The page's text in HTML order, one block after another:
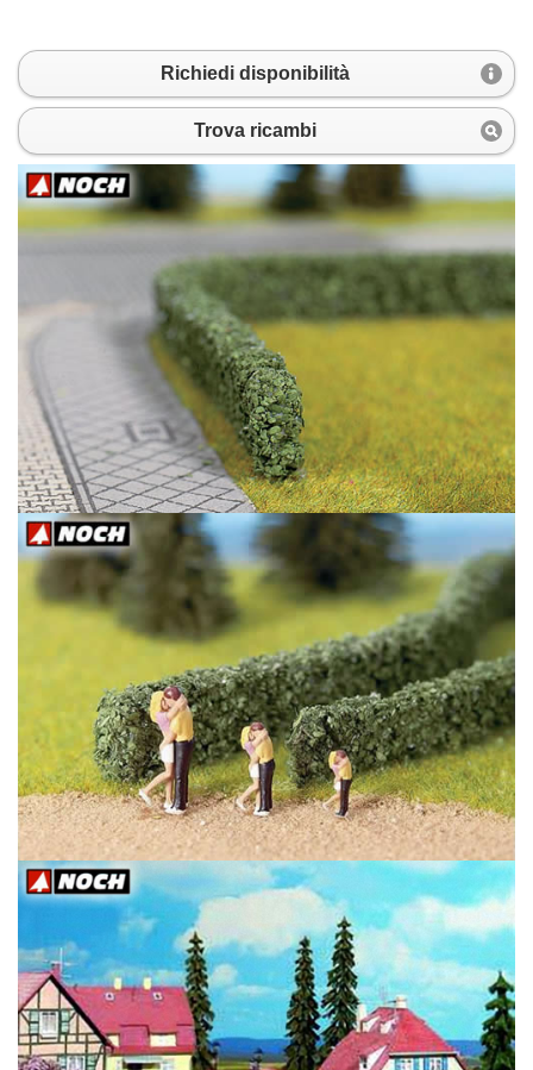
Richiedi disponibilità
Trova ricambi